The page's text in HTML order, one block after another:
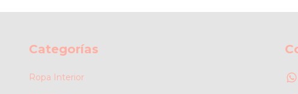
Categorías
Ropa Interior